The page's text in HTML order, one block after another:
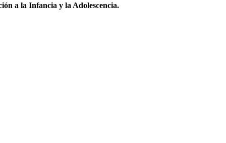
a la Infancia y la Adolescencia.